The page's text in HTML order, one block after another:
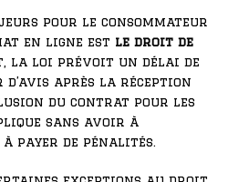
pour le consommateur
en ligne est le droit de
la loi prévoit un délai de
après la réception
du contrat pour les
sans avoir à
payer de pénalités.